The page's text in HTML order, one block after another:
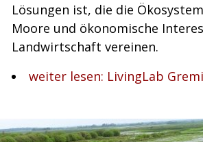
Lösungen ist, die die
Moore und ökonomische
Landwirtschaft vereinen.
weiter lesen: LivingLab